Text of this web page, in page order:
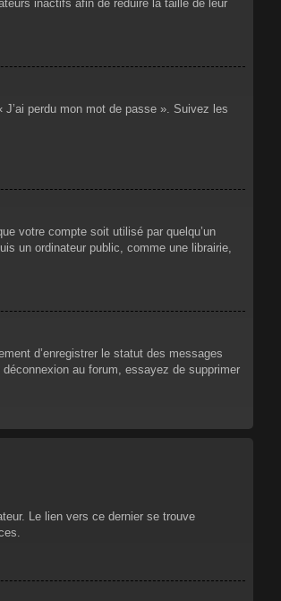
inactifs afin de réduire la taille de leur
perdu mon mot de passe ». Suivez les
votre compte soit utilisé par quelqu’un
un ordinateur public, comme une librairie,
d’enregistrer le statut des messages
au forum, essayez de supprimer
Le lien vers ce dernier se trouve